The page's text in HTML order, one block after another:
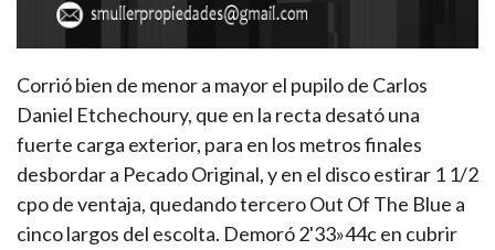
Corrió bien de menor a mayor el pupilo de Carlos
Daniel Etchechoury, que en la recta desató una
fuerte carga exterior, para en los metros finales
desbordar a Pecado Original, y en el disco estirar 1 1/2
cpo de ventaja, quedando tercero Out Of The Blue a
cinco largos del escolta. Demoró 2'33»44c en cubrir